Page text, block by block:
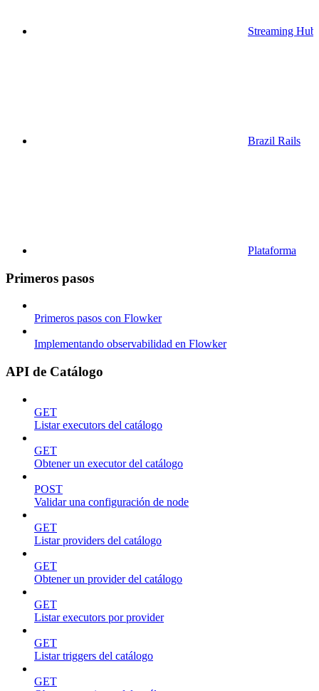
Streaming Hub
Brazil Rails
Plataforma
Primeros pasos
Primeros pasos con Flowker
Implementando observabilidad en Flowker
API de Catálogo
GET
Listar executors del catálogo
GET
Obtener un executor del catálogo
POST
Validar una configuración de node
GET
Listar providers del catálogo
GET
Obtener un provider del catálogo
GET
Listar executors por provider
GET
Listar triggers del catálogo
GET